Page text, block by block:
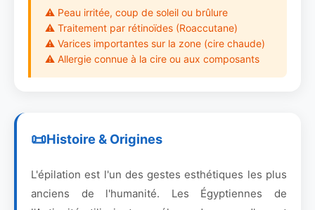
⚠ Peau irritée, coup de soleil ou brûlure
⚠ Traitement par rétinoïdes (Roaccutane)
⚠ Varices importantes sur la zone (cire chaude)
⚠ Allergie connue à la cire ou aux composants
Histoire & Origines
L'épilation est l'un des gestes esthétiques les plus
anciens de l'humanité. Les Égyptiennes de